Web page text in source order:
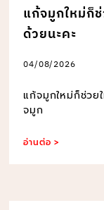
แก้จมูกใหม่ก็
ด้วยนะคะ
04/08/2026
แก้จมูกใหม่ก็ช่วย
จมูก
อ่านต่อ >